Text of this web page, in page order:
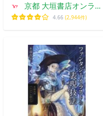
京都 大垣書店オンライ
ン
4.66 (2,944件)